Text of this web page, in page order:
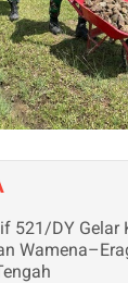
521/DY Gelar